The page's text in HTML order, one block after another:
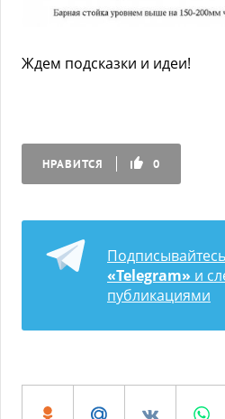
Ждем подсказки и идеи!
НРАВИТСЯ 0
«Telegram» и
публикациями